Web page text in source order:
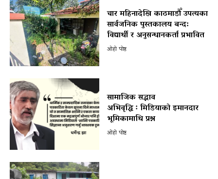
चार महिनादेखि काठमाडौँ उपत्यका
सार्वजनिक पुस्तकालय बन्द:
विद्यार्थी र अनुसन्धानकर्ता प्रभावित
ओहो पोष्ट
सामाजिक सद्भाव
अभिवृद्धि ः मिडियाको इमानदार
भूमिकामाथि प्रश्न
ओहो पोष्ट